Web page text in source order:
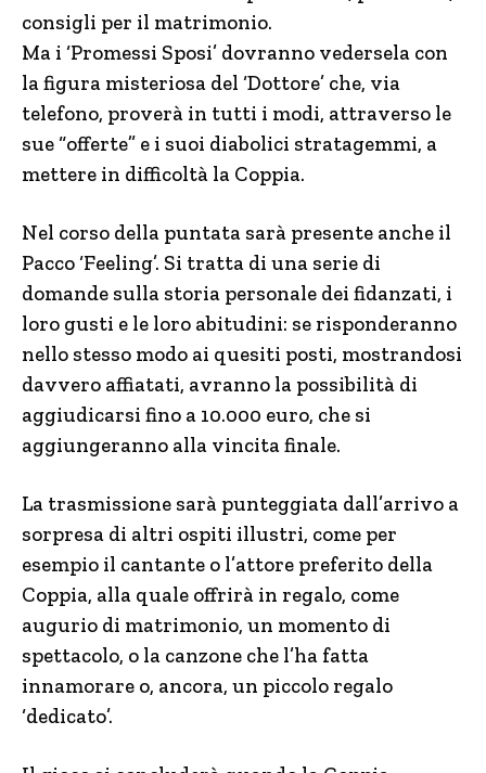
consigli per il matrimonio.
Ma i ‘Promessi Sposi’ dovranno vedersela con
la figura misteriosa del ‘Dottore’ che, via
telefono, proverà in tutti i modi, attraverso le
sue “offerte” e i suoi diabolici stratagemmi, a
mettere in difficoltà la Coppia.
Nel corso della puntata sarà presente anche il
Pacco ‘Feeling’. Si tratta di una serie di
domande sulla storia personale dei fidanzati, i
loro gusti e le loro abitudini: se risponderanno
nello stesso modo ai quesiti posti, mostrandosi
davvero affiatati, avranno la possibilità di
aggiudicarsi fino a 10.000 euro, che si
aggiungeranno alla vincita finale.
La trasmissione sarà punteggiata dall’arrivo a
sorpresa di altri ospiti illustri, come per
esempio il cantante o l’attore preferito della
Coppia, alla quale offrirà in regalo, come
augurio di matrimonio, un momento di
spettacolo, o la canzone che l’ha fatta
innamorare o, ancora, un piccolo regalo
‘dedicato’.